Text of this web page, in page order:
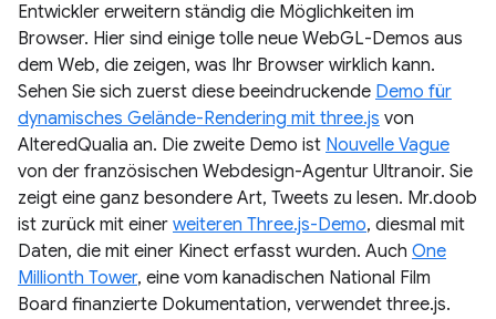
Entwickler erweitern ständig die Möglichkeiten im
Browser. Hier sind einige tolle neue WebGL-Demos aus
dem Web, die zeigen, was Ihr Browser wirklich kann.
Sehen Sie sich zuerst diese beeindruckende Demo für
dynamisches Gelände-Rendering mit three.js von
AlteredQualia an. Die zweite Demo ist Nouvelle Vague
von der französischen Webdesign-Agentur Ultranoir. Sie
zeigt eine ganz besondere Art, Tweets zu lesen. Mr.doob
ist zurück mit einer weiteren Three.js-Demo, diesmal mit
Daten, die mit einer Kinect erfasst wurden. Auch One
Millionth Tower, eine vom kanadischen National Film
Board finanzierte Dokumentation, verwendet three.js.